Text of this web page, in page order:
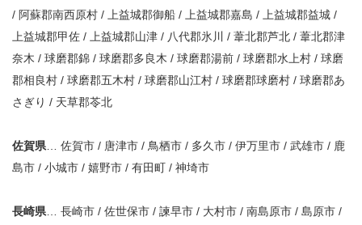
/ 阿蘇郡南西原村 / 上益城郡御船 / 上益城郡嘉島 / 上益城郡益城 /
上益城郡甲佐 / 上益城郡山津 / 八代郡氷川 / 葦北郡芦北 / 葦北郡津
奈木 / 球磨郡錦 / 球磨郡多良木 / 球磨郡湯前 / 球磨郡水上村 / 球磨
郡相良村 / 球磨郡五木村 / 球磨郡山江村 / 球磨郡球磨村 / 球磨郡あ
さぎり / 天草郡苓北
佐賀県 … 佐賀市 / 唐津市 / 鳥栖市 / 多久市 / 伊万里市 / 武雄市 / 鹿
島市 / 小城市 / 嬉野市 / 有田町 / 神埼市
長崎県 … 長崎市 / 佐世保市 / 諫早市 / 大村市 / 南島原市 / 島原市 /